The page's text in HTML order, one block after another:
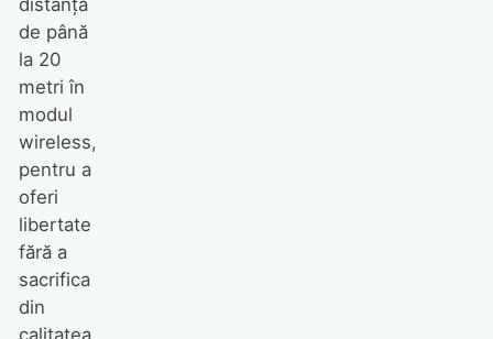
de până
la 20
metri în
modul
wireless,
pentru a
oferi
libertate
fără a
sacrifica
din
calitatea